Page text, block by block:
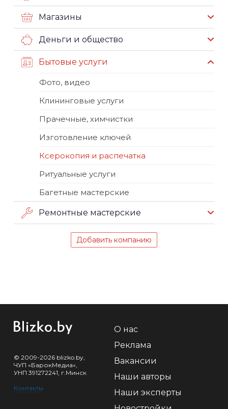
Магазины
Деньги и общество
Бытовые услуги
Фото, видео
Клининговые услуги
Прачечные, химчистки
Изготовление ключей
Ксерокопия и распечатка
Ритуальные услуги
Багетные мастерские
Ремонтные мастерские
Добавить компанию
© 2009-2026 blizko.by,
ЧУП «БарокМедиа»,
УНП 391272241, г.Минск
Контакты
О нас
Реклама
Вакансии
Наши авторы
Наши эксперты